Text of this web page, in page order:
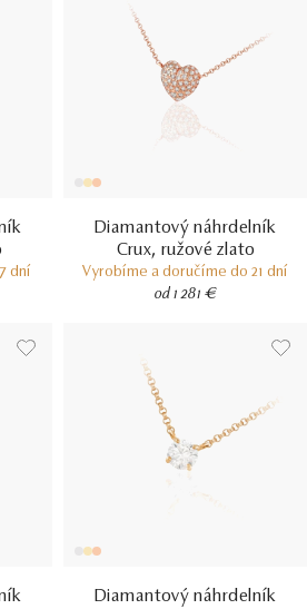
dní
Diamantový náhrdelník
Crux, ružové zlato
Vyrobíme a doručíme do 21 dní
od 1 281 €
Diamantový náhrdelník